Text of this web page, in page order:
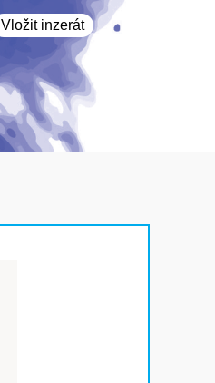
Vložit inzerát